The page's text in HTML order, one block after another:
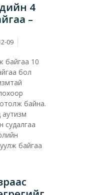
4
–
09
байгаа 10
бол
байна.
аутизм
судалгаа
байгаа